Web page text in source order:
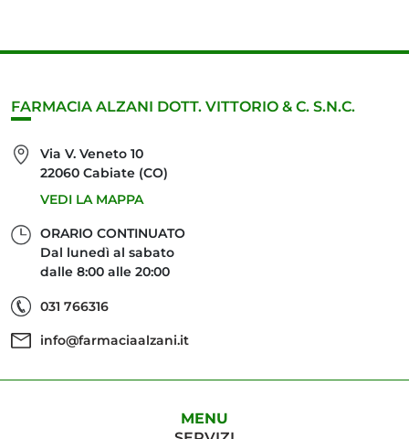
FARMACIA ALZANI DOTT. VITTORIO & C. S.N.C.
Via V. Veneto 10
22060 Cabiate (CO)
VEDI LA MAPPA
ORARIO CONTINUATO
Dal lunedì al sabato
dalle 8:00 alle 20:00
031 766316
info@farmaciaalzani.it
MENU